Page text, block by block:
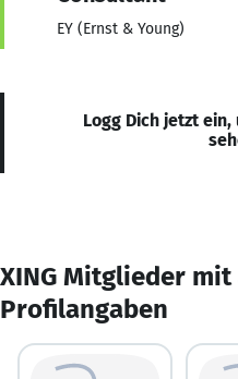
EY (Ernst & Young)
Logg Dich jetzt
XING Mitglieder
Profilangaben